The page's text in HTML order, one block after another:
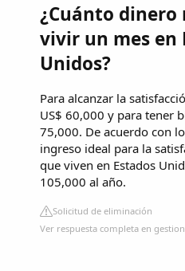
¿Cuánto dinero
vivir un mes en
Unidos?
Para alcanzar la
US$ 60,000 y para tener
75,000. De acuerdo con
ingreso ideal para la
que viven en Estados
105,000 al año.
Solicitud de eliminación
Ver respuesta completa en